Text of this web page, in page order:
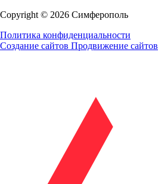
Copyright © 2026 Симферополь
Политика конфиденциальности
Создание сайтов Продвижение сайтов